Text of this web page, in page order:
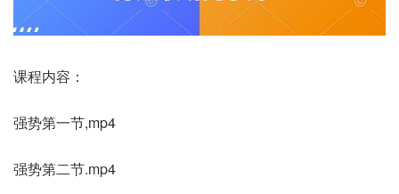
课程内容：
强势第一节,mp4
强势第二节.mp4